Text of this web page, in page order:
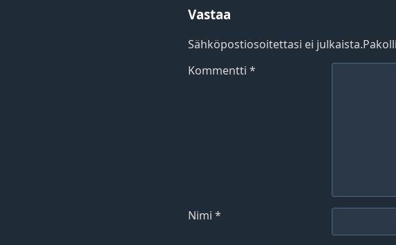
Vastaa
Sähköpostiosoitettasi ei julkaista.
Kommentti *
Nimi *